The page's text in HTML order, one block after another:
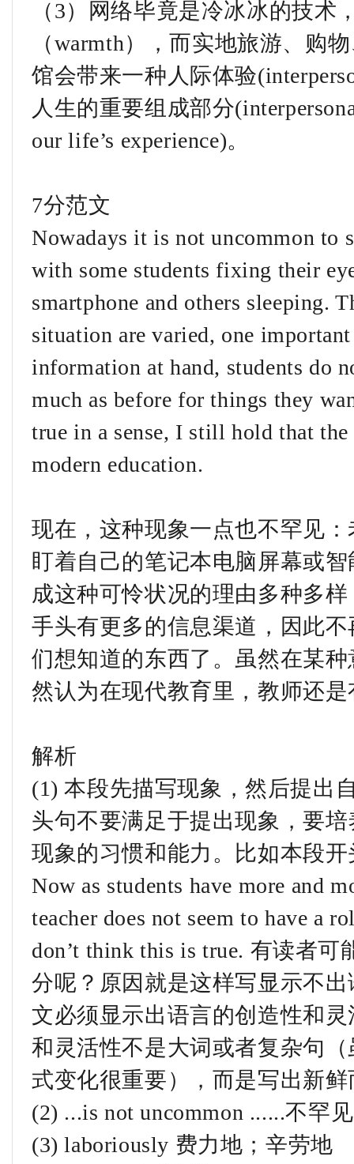
（3）网络毕竟是冷冰冰的技术
（warmth），而实地旅游、购
馆会带来一种人际体验
人生的重要组成部分
our life’s experience)。
7分范文
Nowadays it is not uncommon to
with some students fixing their
smartphone and others sleeping.
situation are varied, one
information at hand, students do
much as before for things they
true in a sense, I still hold that
modern education.
现在，这种现象一点也不罕见
盯着自己的笔记本电脑屏幕或
成这种可怜状况的理由多种多
手头有更多的信息渠道，因此
们想知道的东西了。虽然在某
然认为在现代教育里，教师还
解析
(1) 本段先描写现象，然后提出
头句不要满足于提出现象，要
现象的习惯和能力。比如本段
Now as students have more and
teacher does not seem to have a
don’t think this is true. 有读者
分呢？原因就是这样写显示不
文必须显示出语言的创造性和
和灵活性不是大词或者复杂句
式变化很重要），而是写出新
(2) ...is not uncommon ......不罕见
(3) laboriously 费力地；辛劳地